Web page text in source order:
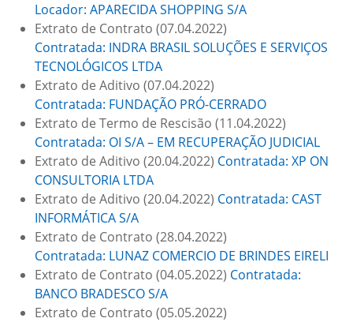
Locador: APARECIDA SHOPPING S/A
Extrato de Contrato (07.04.2022)
Contratada: INDRA BRASIL SOLUÇÕES E SERVIÇOS
TECNOLÓGICOS LTDA
Extrato de Aditivo (07.04.2022)
Contratada: FUNDAÇÃO PRÓ-CERRADO
Extrato de Termo de Rescisão (11.04.2022)
Contratada: OI S/A – EM RECUPERAÇÃO JUDICIAL
Extrato de Aditivo (20.04.2022) Contratada: XP ON
CONSULTORIA LTDA
Extrato de Aditivo (20.04.2022) Contratada: CAST
INFORMÁTICA S/A
Extrato de Contrato (28.04.2022)
Contratada: LUNAZ COMERCIO DE BRINDES EIRELI
Extrato de Contrato (04.05.2022) Contratada:
BANCO BRADESCO S/A
Extrato de Contrato (05.05.2022)